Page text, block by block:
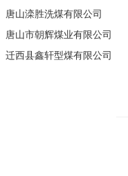
唐山滦胜洗煤有限公司
唐山市朝辉煤业有限公司
迁西县鑫轩型煤有限公司